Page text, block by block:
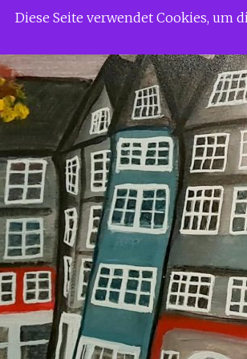
ZumSiggi Gerdaus
Diese Seite verwendet Cookies,